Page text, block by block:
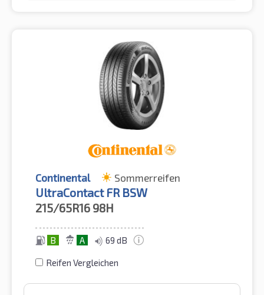
Continental Sommerreifen
UltraContact FR BSW
215/65R16 98H
B A 69 dB
Reifen Vergleichen